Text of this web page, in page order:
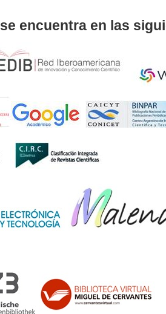
se encuentra en las